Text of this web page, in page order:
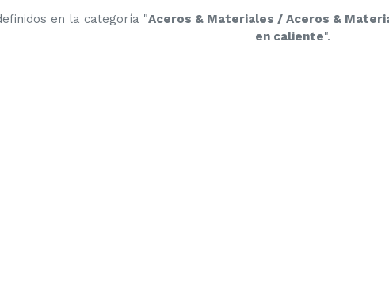
en la categoría "Aceros & Materiales / Aceros &
en caliente".